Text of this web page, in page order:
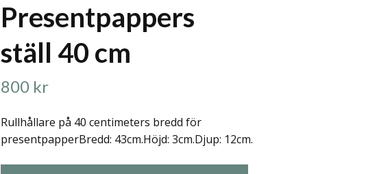
Presentpappers
ställ 40 cm
800 kr
Rullhållare på 40 centimeters bredd för
presentpapperBredd: 43cm.Höjd: 3cm.Djup: 12cm.